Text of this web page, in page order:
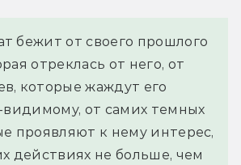
бежит от своего прошлого
отреклась от него, от
которые жаждут его
видимому, от самих темных
проявляют к нему интерес,
действиях не больше, чем